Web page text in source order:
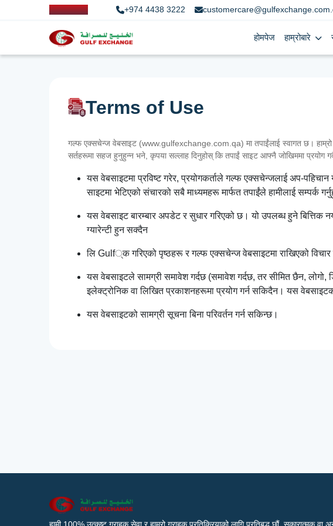
+974 4438 3222
होमपेज हाम्रोबारे
Terms of Use
गल्फ एक्सचेन्ज वेबसाइट (www.gulfexchange.com.qa) मा तपाईंलाई स्वागत छ।
सर्तहरूमा सहज हुनुहुन्न भने, कृपया सल्लाह दिनुहोस् कि तपाईं साइट आफ्नै जोखिममा प्रयोग
यस वेबसाइटमा प्रविष्ट गरेर, प्रयोगकर्ताले गल्फ एक्सचेन्जलाई अप-
साइटमा भेटिएको संचारको सबै माध्यमहरू मार्फत तपाईंले हामीलाई सम्पर्क
यस वेबसाइट बारम्बार अपडेट र सुधार गरिएको छ। यो उपलब्ध हुने बित्तिक
ग्यारेन्टी हुन सक्दैन
लि Gulf्क गरिएको पृष्ठहरू र गल्फ एक्सचेन्ज वेबसाइटमा राखिएको विचार
यस वेबसाइटले सामग्री समावेश गर्दछ (समावेश गर्दछ, तर सीमित छैन,
इलेक्ट्रोनिक वा लिखित प्रकाशनहरूमा प्रयोग गर्न सकिदैन। यस
यस वेबसाइटको सामग्री सूचना बिना परिवर्तन गर्न सकिन्छ।